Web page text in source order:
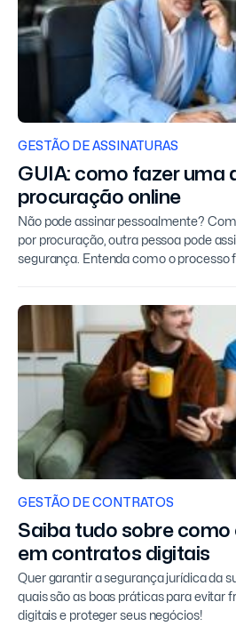
GESTÃO DE ASSINATURAS
GUIA: como fazer uma
procuração online
Não pode assinar pessoalmente?
por procuração, outra pessoa pode
segurança. Entenda como o processo
GESTÃO DE CONTRATOS
Saiba tudo sobre como
em contratos digitais
Quer garantir a segurança jurídica da
quais são as boas práticas para evitar
digitais e proteger seus negócios!